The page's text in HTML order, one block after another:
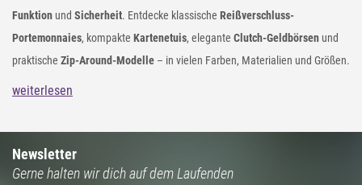
Funktion und Sicherheit. Entdecke klassische Reißverschluss-
Portemonnaies, kompakte Kartenetuis, elegante Clutch-Geldbörsen und
praktische Zip-Around-Modelle – in vielen Farben, Materialien und Größen.
weiterlesen
Newsletter
Gerne halten wir dich auf dem Laufenden